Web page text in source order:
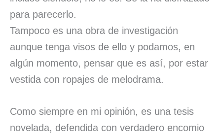
para parecerlo.
Tampoco es una obra de investigación
aunque tenga visos de ello y podamos, en
algún momento, pensar que es así, por estar
vestida con ropajes de melodrama.
Como siempre en mi opinión, es una tesis
novelada, defendida con verdadero encomio